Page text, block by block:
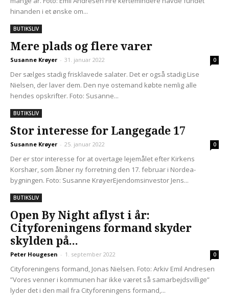
hinanden i et ønske om...
BUTIKSLIV
Mere plads og flere varer
Susanne Krøyer - 31. januar 2022 0
Der sælges stadig frisklavede salater. Det er også stadig Lise
Nielsen, der laver dem. Den nye ostemand købte nemlig alle
hendes opskrifter. Foto: Susanne...
BUTIKSLIV
Stor interesse for Langegade 17
Susanne Krøyer - 25. januar 2022 0
Der er stor interesse for at overtage lejemålet efter Kirkens
Korshær, som åbner ny forretning den 17. februar i Nordea-
bygningen. Foto: Susanne KrøyerEjendomsinvestor Jens...
BUTIKSLIV
Open By Night aflyst i år:
Cityforeningens formand skyder
skylden på...
Peter Hougesen - 1. september 2022 0
Cityforeningens formand, Jonas Nielsen. Foto: Arkiv Emil Andresen
”Vores venner i kommunen har ikke været så samarbejdsvillige”
lyder det i den mail fra Cityforeningens formand,...